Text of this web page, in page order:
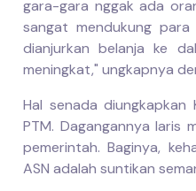
gara-gara nggak ada
sangat mendukung
dianjurkan belanja ke
meningkat," ungkapnya
Hal senada diungkapkan
PTM. Dagangannya laris
pemerintah. Baginya,
ASN adalah suntikan